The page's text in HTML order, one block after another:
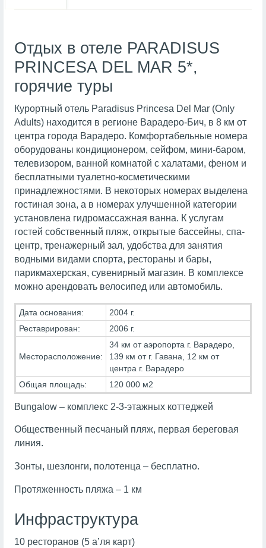
Отдых в отеле PARADISUS
PRINCESA DEL MAR 5*,
горячие туры
Курортный отель Paradisus Princesa Del Mar (Only
Adults) находится в регионе Варадеро-Бич, в 8 км от
центра города Варадеро. Комфортабельные номера
оборудованы кондиционером, сейфом, мини-баром,
телевизором, ванной комнатой с халатами, феном и
бесплатными туалетно-косметическими
принадлежностями. В некоторых номерах выделена
гостиная зона, а в номерах улучшенной категории
установлена гидромассажная ванна. К услугам
гостей собственный пляж, открытые бассейны, спа-
центр, тренажерный зал, удобства для занятия
водными видами спорта, рестораны и бары,
парикмахерская, сувенирный магазин. В комплексе
можно арендовать велосипед или автомобиль.
Дата основания:
2004 г.
Реставрирован:
2006 г.
Месторасположение:
34 км от аэропорта г. Варадеро,
139 км от г. Гавана, 12 км от
центра г. Варадеро
Общая площадь:
120 000 м2
Bungalow – комплекс 2-3-этажных коттеджей
Общественный песчаный пляж, первая береговая
линия.
Зонты, шезлонги, полотенца – бесплатно.
Протяженность пляжа – 1 км
Инфраструктура
10 ресторанов (5 а’ля карт)